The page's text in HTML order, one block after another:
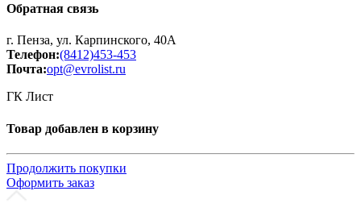
Обратная связь
г. Пенза, ул. Карпинского, 40А
Телефон:(8412)453-453
Почта:opt@evrolist.ru
ГК Лист
Товар добавлен в корзину
Продолжить покупки
Оформить заказ